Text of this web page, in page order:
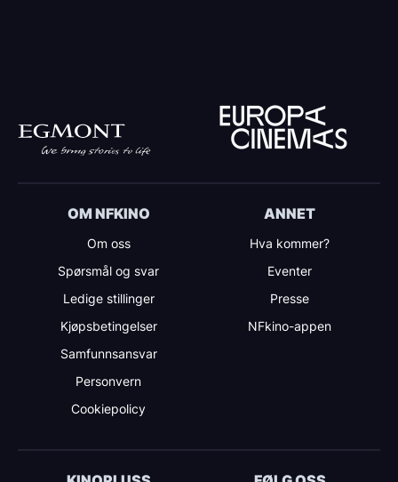
OM NFKINO
Om oss
Spørsmål og svar
Ledige stillinger
Kjøpsbetingelser
Samfunnsansvar
Personvern
Cookiepolicy
ANNET
Hva kommer?
Eventer
Presse
NFkino-appen